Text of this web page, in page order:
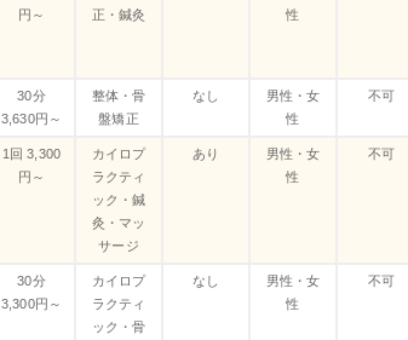
円～
正・鍼灸
性
30分
3,630円～
整体・骨
盤矯正
なし
男性・女
性
不可
1回 3,300
円～
カイロプ
ラクティ
ック・鍼
灸・マッ
サージ
あり
男性・女
性
不可
30分
3,300円～
カイロプ
ラクティ
ック・骨
なし
男性・女
性
不可